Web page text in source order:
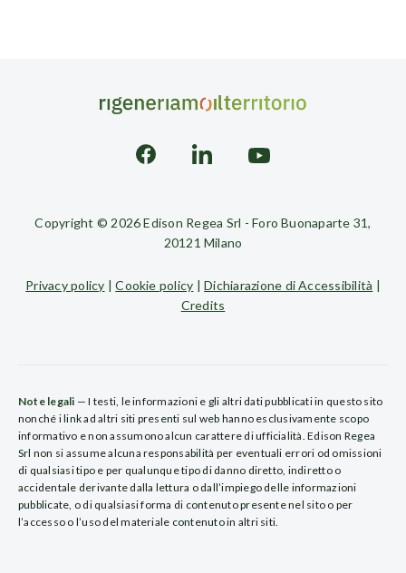
Copyright © 2026 Edison Regea Srl - Foro Buonaparte 31,
20121 Milano
Privacy policy |Cookie policy |Dichiarazione di Accessibilità |
Credits
Note legali — I testi, le informazioni e gli altri dati pubblicati in questo sito
nonché i link ad altri siti presenti sul web hanno esclusivamente scopo
informativo e non assumono alcun carattere di ufficialità. Edison Regea
Srl non si assume alcuna responsabilità per eventuali errori od omissioni
di qualsiasi tipo e per qualunque tipo di danno diretto, indiretto o
accidentale derivante dalla lettura o dall’impiego delle informazioni
pubblicate, o di qualsiasi forma di contenuto presente nel sito o per
l’accesso o l’uso del materiale contenuto in altri siti.